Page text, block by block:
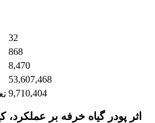
32
868
8,470
53,607,468
9,710,404
اثر پودر گیاه خرفه بر عملکرد،